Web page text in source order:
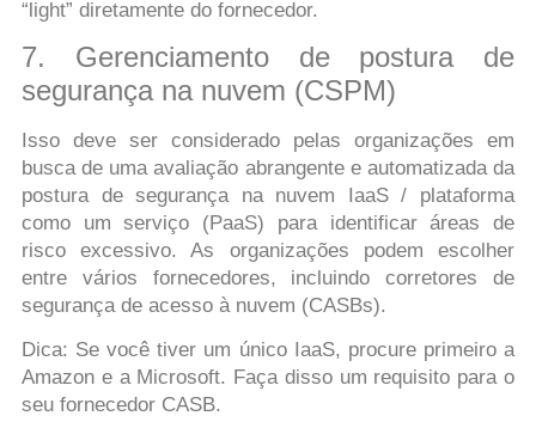
“light” diretamente do fornecedor.
7. Gerenciamento de postura de
segurança na nuvem (CSPM)
Isso deve ser considerado pelas organizações em
busca de uma avaliação abrangente e automatizada da
postura de segurança na nuvem IaaS / plataforma
como um serviço (PaaS) para identificar áreas de
risco excessivo. As organizações podem escolher
entre vários fornecedores, incluindo corretores de
segurança de acesso à nuvem (CASBs).
Dica: Se você tiver um único IaaS, procure primeiro a
Amazon e a Microsoft. Faça disso um requisito para o
seu fornecedor CASB.